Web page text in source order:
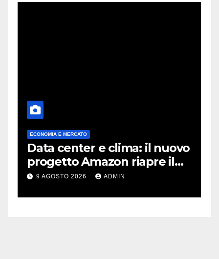
ECONOMIA E MERCATO
Data center e clima: il nuovo
progetto Amazon riapre il
dibattito sulle emissioni
9 AGOSTO 2026 ADMIN